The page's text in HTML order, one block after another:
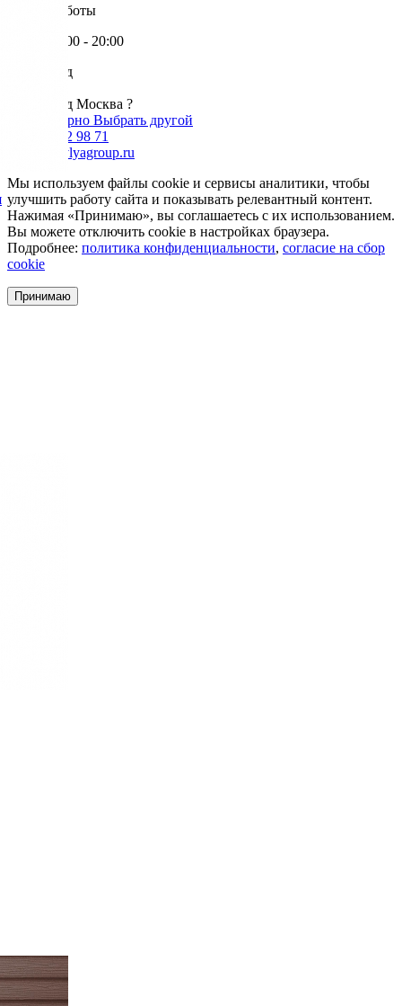
Режим работы
Пн-Пт: 9:00 - 20:00
Ваш город
Ваш город Москва ?
Да, все верно Выбрать другой
+7 985 002 98 71
info@krovlyagroup.ru
Мы используем файлы cookie и сервисы аналитики, чтобы
улучшить работу сайта и показывать релевантный контент.
Нажимая «Принимаю», вы соглашаетесь с их использованием.
Вы можете отключить cookie в настройках браузера.
Подробнее: политика конфиденциальности, согласие на сбор
cookie
Принимаю